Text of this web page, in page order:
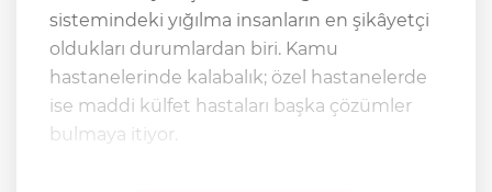
sistemindeki yığılma insanların en şikâyetçi
oldukları durumlardan biri. Kamu
hastanelerinde kalabalık; özel hastanelerde
ise maddi külfet hastaları başka çözümler
bulmaya itiyor.